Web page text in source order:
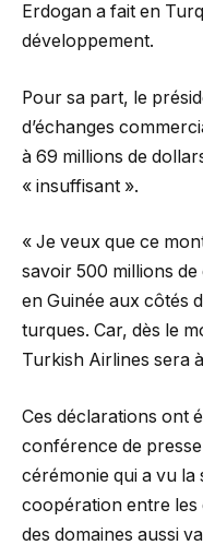
Erdogan a fait en
développement.
Pour sa part, le
d’échanges
à 69 millions de
« insuffisant ».
« Je veux que ce
savoir 500 millions
en Guinée aux côtés
turques. Car, dès le
Turkish Airlines sera
Ces déclarations ont
conférence de
cérémonie qui a vu
coopération entre les
des domaines aussi